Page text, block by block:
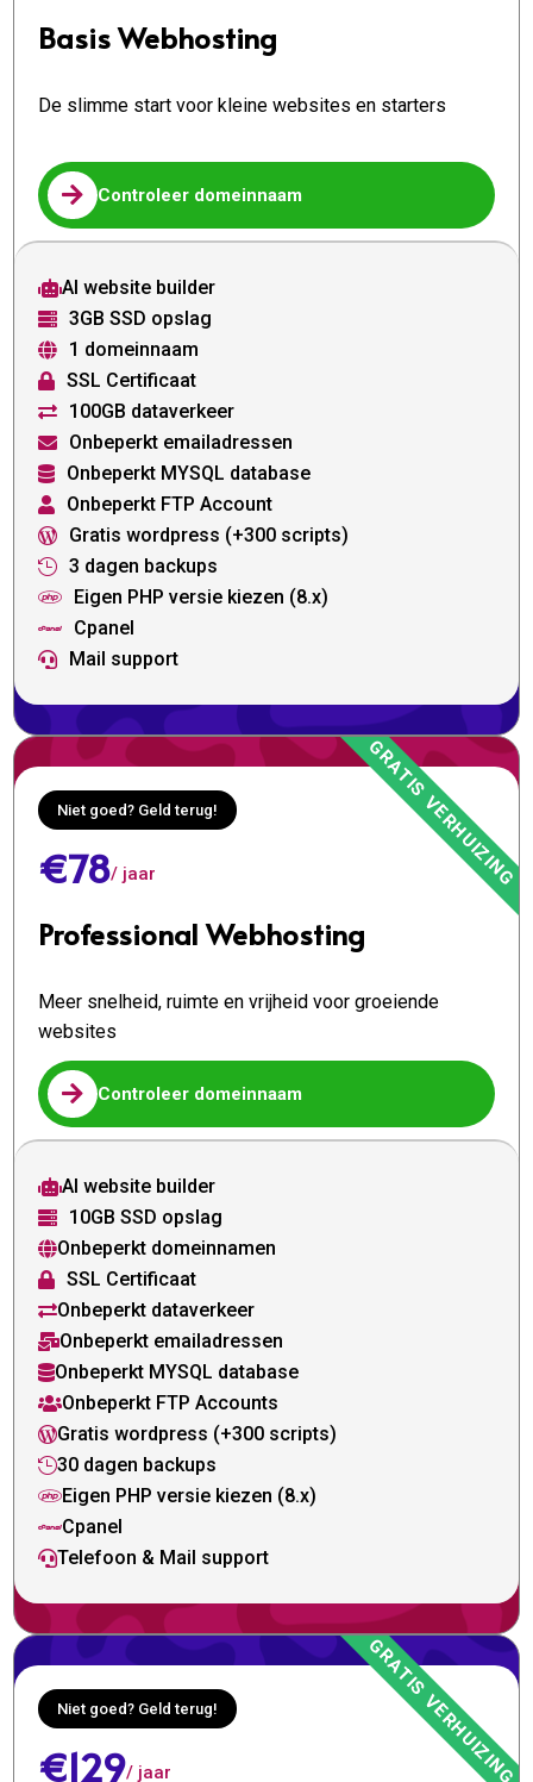
Basis Webhosting
De slimme start voor kleine websites en starters
 Controleer domeinnaam
AI website builder
 3GB SSD opslag
 1 domeinnaam
 SSL Certificaat
 100GB dataverkeer
 Onbeperkt emailadressen
 Onbeperkt MYSQL database
 Onbeperkt FTP Account
 Gratis wordpress (+300 scripts)
 3 dagen backups
 Eigen PHP versie kiezen (8.x)
 Cpanel
 Mail support
Niet goed? Geld terug!
€78/ jaar
Professional Webhosting
Meer snelheid, ruimte en vrijheid voor groeiende
websites
 Controleer domeinnaam
AI website builder
 10GB SSD opslag
Onbeperkt domeinnamen
 SSL Certificaat
Onbeperkt dataverkeer
Onbeperkt emailadressen
Onbeperkt MYSQL database
Onbeperkt FTP Accounts
Gratis wordpress (+300 scripts)
30 dagen backups
Eigen PHP versie kiezen (8.x)
Cpanel
Telefoon & Mail support
Niet goed? Geld terug!
€129/ jaar